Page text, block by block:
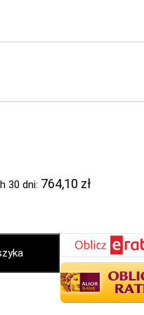
30 dni: 764,10 zł